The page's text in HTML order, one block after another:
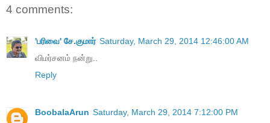
4 comments:
'பரிவை' சே.குமார் Saturday, March 29, 2014 12:46:00 AM
விமர்சனம் நன்று..
Reply
BoobalaArun Saturday, March 29, 2014 7:12:00 PM